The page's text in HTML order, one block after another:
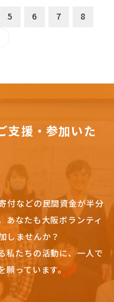
5 6 7
8
支援・参加いた
付などの民間資金が半分
あなたも大阪ボランティ
しませんか？
私たちの活動に、一人で
願っています。